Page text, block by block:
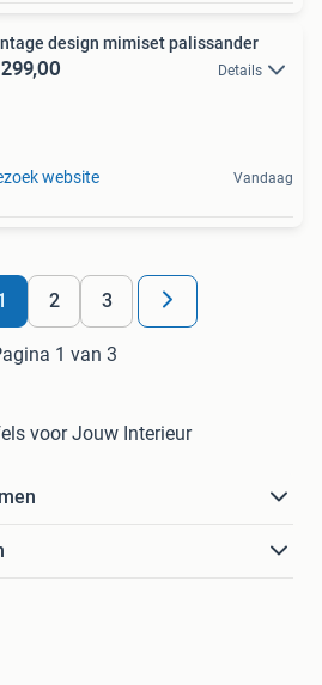
design mimiset palissander
Details
website Vandaag
2 3
1 van 3
voor Jouw Interieur